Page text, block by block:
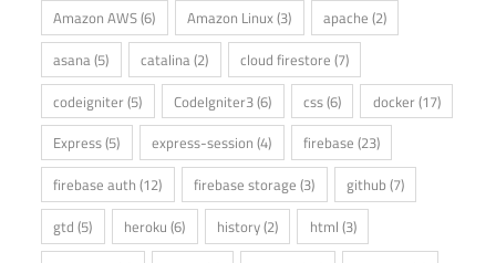
Amazon AWS(6) Amazon Linux(3) apache (2)
asana (5) catalina (2) cloud firestore (7)
codeigniter (5) CodeIgniter3(6) css(6) docker (17)
Express(5) express-session (4) firebase (23)
firebase auth (12) firebase storage (3) github (7)
gtd (5) heroku (6) history(2) html (3)